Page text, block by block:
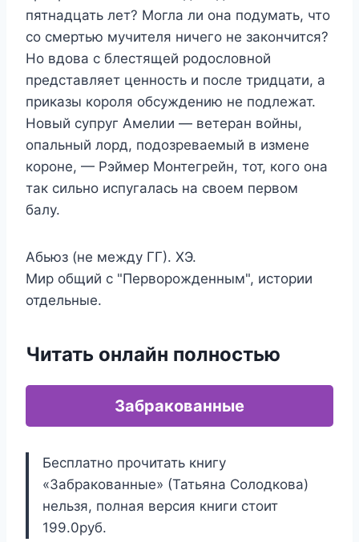
пятнадцать лет? Могла ли она подумать, что
со смертью мучителя ничего не закончится?
Но вдова с блестящей родословной
представляет ценность и после тридцати, а
приказы короля обсуждению не подлежат.
Новый супруг Амелии — ветеран войны,
опальный лорд, подозреваемый в измене
короне, — Рэймер Монтегрейн, тот, кого она
так сильно испугалась на своем первом
балу.
Абьюз (не между ГГ). ХЭ.
Мир общий с "Перворожденным", истории
отдельные.
Читать онлайн полностью
Забракованные
Бесплатно прочитать книгу
«Забракованные» (Татьяна Солодкова)
нельзя, полная версия книги стоит
199.0руб.